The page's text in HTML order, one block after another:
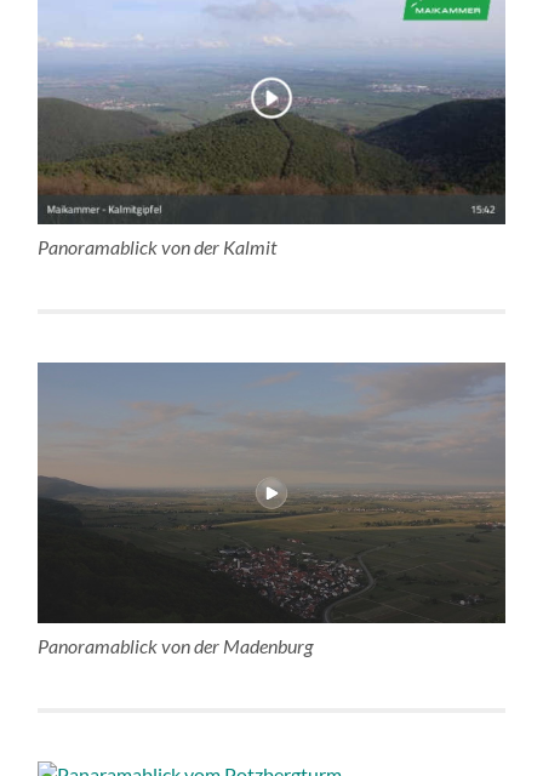
Panoramablick von der Kalmit
Panoramablick von der Madenburg